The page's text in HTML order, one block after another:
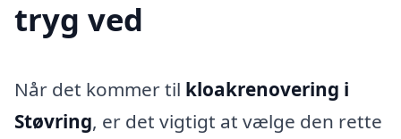
tryg ved
Når det kommer til kloakrenovering i
Støvring, er det vigtigt at vælge den rette